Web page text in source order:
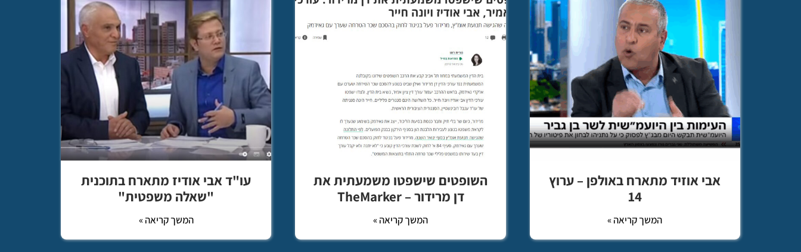
אבי אוזיד מתארח באולפן – ערוץ
14
המשך קריאה »
השופטים שישפטו משמעתית את
דן מרידור – TheMarker
המשך קריאה »
עו"ד אבי אודיז מתארח בתוכנית
"שאלה משפטית"
המשך קריאה »